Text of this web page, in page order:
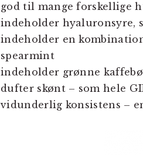
god til mange forskellige
indeholder hyaluronsyre,
indeholder en
spearmint
indeholder grønne
dufter skønt – som hele
vidunderlig konsistens –